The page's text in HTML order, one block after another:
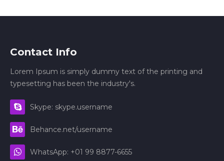
Contact Info
Lorem Ipsum is simply dummy text of the printing and
typesetting has been the industry's.
Skype: skype.username
Behance.net/username
WhatsApp: +01 99 8877-6655